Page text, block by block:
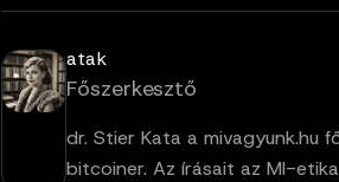
atak
Főszerkesztő
dr. Stier Kata a mivagyunk.hu
bitcoiner. Az írásait az MI-